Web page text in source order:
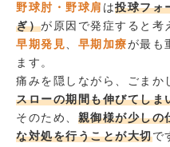
野球肘・野球肩 は投球フォ
ぎ）が原因で発症すると考
早期発見
早期加療が最も
ます。
痛みを隠しながら、ごまか
スローの期間も伸びてしま
そのため、 親御様が少しの
な対処を行うことが大切で